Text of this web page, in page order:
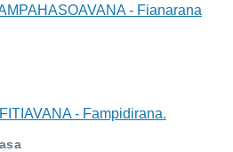
- Fianarana
- Fampidirana.